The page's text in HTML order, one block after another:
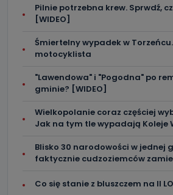
Pilnie potrzebna krew. Sprwdź,
[WIDEO]
Śmiertelny wypadek w
motocyklista
"Lawendowa" i "Pogodna" po
gminie? [WIDEO]
Wielkopolanie coraz częściej
Jak na tym tle wypadają Koleje
Blisko 30 narodowości w jednej
faktycznie cudzoziemców
Co się stanie z bluszczem na II